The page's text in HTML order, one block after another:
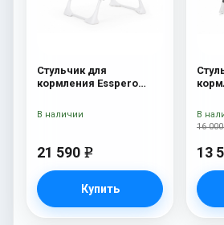
Стульчик для
кормления Esspero
21 590 e
Купить
В наличии
16
13
В